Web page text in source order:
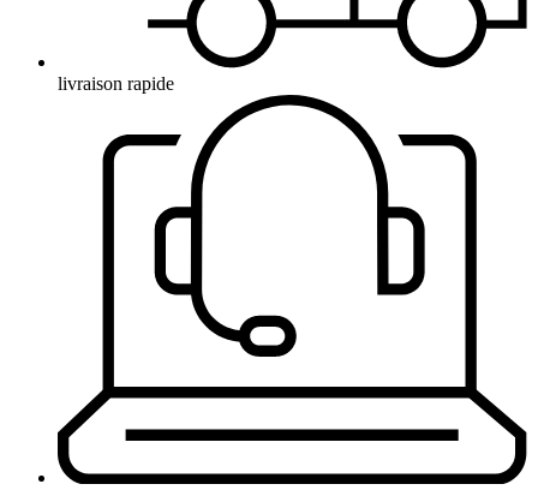
livraison rapide